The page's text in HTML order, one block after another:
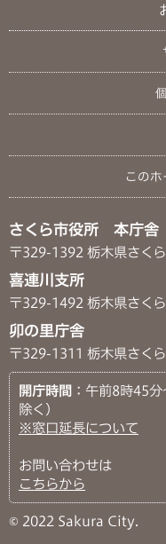
このホ
さくら市役所 本庁舎
〒329-1392 栃木県さく
喜連川支所
〒329-1492 栃木県さく
卯の里庁舎
〒329-1311 栃木県さく
開庁時間 ：午前8時45
除く）
※窓口延長について
お問い合わせは
こちらから
© 2022 Sakura City.